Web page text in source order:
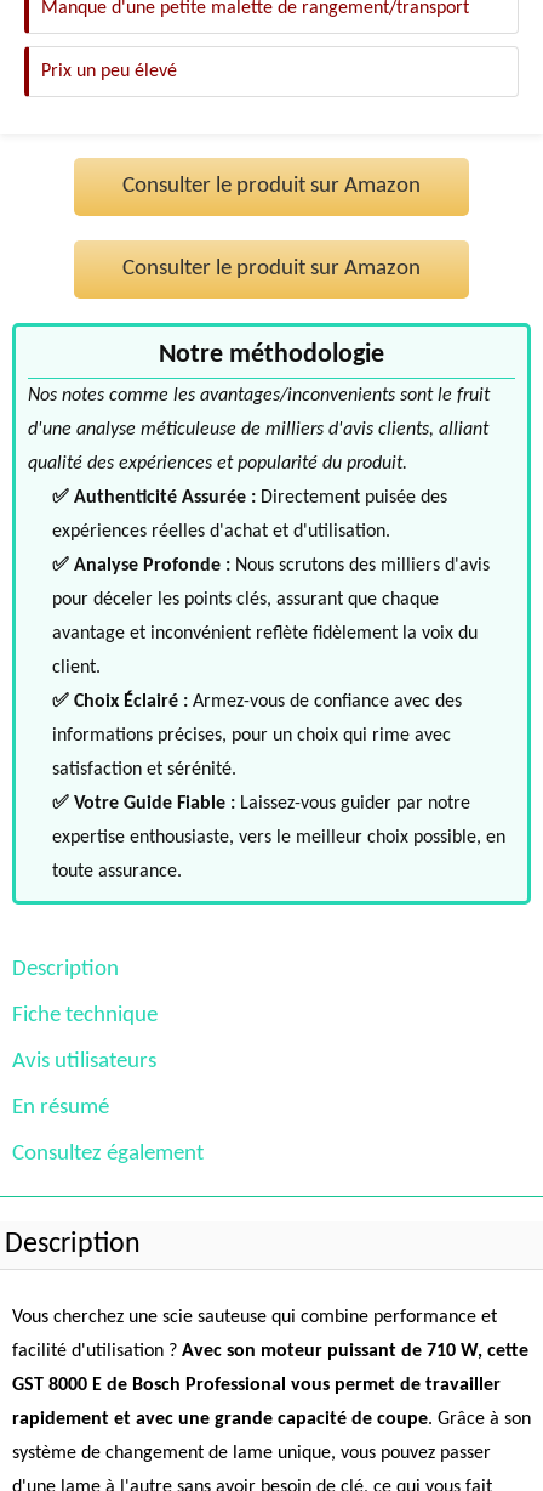
Manque d'une petite malette de rangement/transport
Prix un peu élevé
Consulter le produit sur Amazon
Consulter le produit sur Amazon
Notre méthodologie
Nos notes comme les avantages/inconvenients sont le fruit
d'une analyse méticuleuse de milliers d'avis clients, alliant
qualité des expériences et popularité du produit.
✅ Authenticité Assurée : Directement puisée des
expériences réelles d'achat et d'utilisation.
✅ Analyse Profonde : Nous scrutons des milliers d'avis
pour déceler les points clés, assurant que chaque
avantage et inconvénient reflète fidèlement la voix du
client.
✅ Choix Éclairé : Armez-vous de confiance avec des
informations précises, pour un choix qui rime avec
satisfaction et sérénité.
✅ Votre Guide Fiable : Laissez-vous guider par notre
expertise enthousiaste, vers le meilleur choix possible, en
toute assurance.
Description
Fiche technique
Avis utilisateurs
En résumé
Consultez également
Description
Vous cherchez une scie sauteuse qui combine performance et
facilité d'utilisation ? Avec son moteur puissant de 710 W, cette
GST 8000 E de Bosch Professional vous permet de travailler
rapidement et avec une grande capacité de coupe. Grâce à son
système de changement de lame unique, vous pouvez passer